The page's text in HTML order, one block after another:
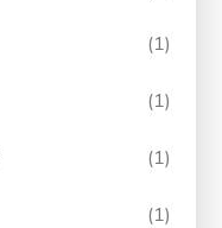
(1)
(1)
(1)
(1)